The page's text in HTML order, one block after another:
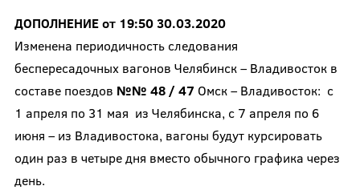
ДОПОЛНЕНИЕ от 19:50 30.03.2020
Изменена периодичность следования
беспересадочных вагонов Челябинск – Владивосток в
составе поездов №№ 48 / 47 Омск – Владивосток: с
1 апреля по 31 мая из Челябинска, с 7 апреля по 6
июня – из Владивостока, вагоны будут курсировать
один раз в четыре дня вместо обычного графика через
день.